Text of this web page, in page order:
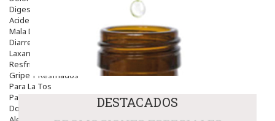
Digestivo
Acidez, Gases Y Ardores
Mala Digestion
Diarrea / Estreñimiento / Vómitos
Laxantes
Resfriados
Gripe Y Resfriados
Para La Tos
Para Descongestionar La Nariz
Dolor De Garganta
DESTACADOS